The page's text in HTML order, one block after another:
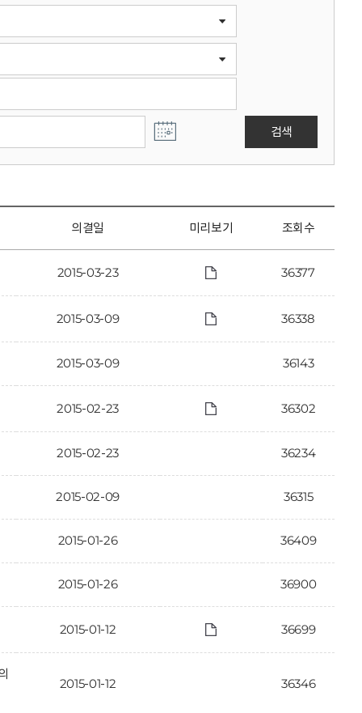
검색
의결일 미리보기 조회수
2015-03-23 36377
2015-03-09 36338
2015-03-09 36143
2015-02-23 36302
2015-02-23 36234
2015-02-09 36315
2015-01-26 36409
2015-01-26 36900
2015-01-12 36699
2015-01-12 36346